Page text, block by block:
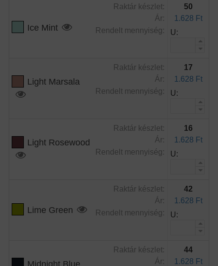
Ice Mint
Raktár készlet:
Ár:
Rendelt mennyiség:
50
1.628 Ft
U:
Light Marsala
Raktár készlet:
Ár:
Rendelt mennyiség:
17
1.628 Ft
U:
Light Rosewood
Raktár készlet:
Ár:
Rendelt mennyiség:
16
1.628 Ft
U:
Lime Green
Raktár készlet:
Ár:
Rendelt mennyiség:
42
1.628 Ft
U:
Raktár készlet:
Ár:
44
1.628 Ft